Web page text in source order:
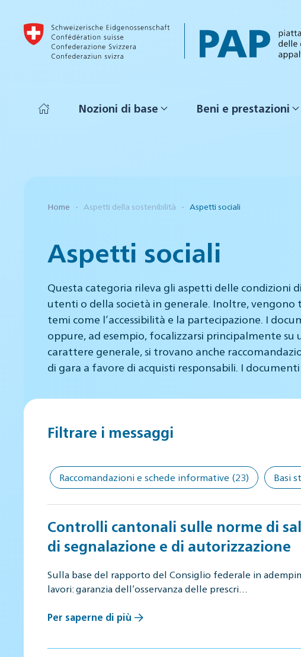
Skip to main content
Nozioni di base Beni e prestazioni
Home Aspetti della sostenibilità Aspetti sociali
Aspetti sociali
Questa categoria rileva gli aspetti delle condizioni
utenti o della società in generale. Inoltre,
temi come l’accessibilità e la partecipazione. I
oppure, ad esempio, focalizzarsi principalmente
carattere generale, si trovano anche
di gara a favore di acquisti responsabili. I
Filtrare i messaggi
Raccomandazioni e schede informative (23) Basi
Controlli cantonali sulle norme di
di segnalazione e di autorizzazione
Sulla base del rapporto del Consiglio federale in
lavori: garanzia dell’osservanza delle prescri…
Per saperne di più